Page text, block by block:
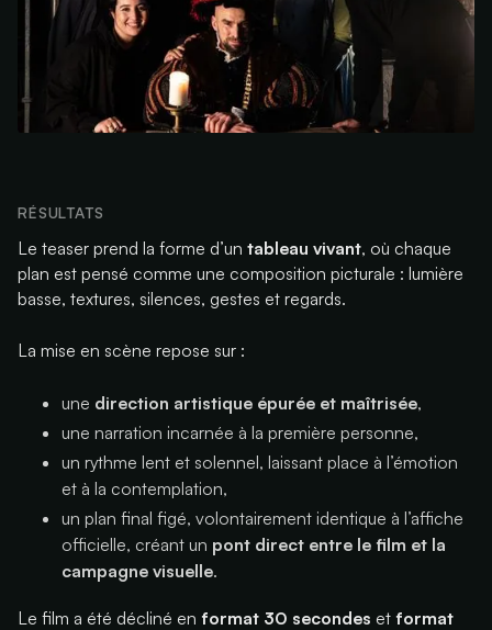
RÉSULTATS
Le teaser prend la forme d’untableau vivant, où chaque
plan est pensé comme une composition picturale : lumière
basse, textures, silences, gestes et regards.
La mise en scène repose sur :
une direction artistique épurée et maîtrisée,
une narration incarnée à la première personne,
un rythme lent et solennel, laissant place à l’émotion
et à la contemplation,
un plan final figé, volontairement identique à l’affiche
officielle, créant un pont direct entre le film et la
campagne visuelle.
Le film a été décliné enformat 30 secondes etformat